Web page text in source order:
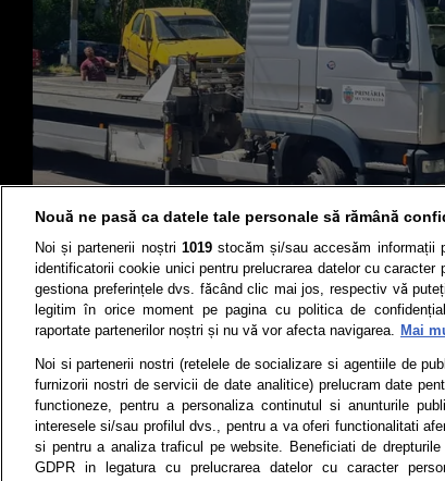
Știri Test
Toate drepturile rezervate |
monitorizare)
Nouă ne pasă ca datele tale personale să rămână
Noi și partenerii noștri 1019stocăm și/sau accesăm informații
identificatorii cookie unici pentru prelucrarea datelor cu caracter
gestiona preferințele dvs. făcând clic mai jos, respectiv vă
legitim în orice moment pe pagina cu politica de
raportate partenerilor noștri și nu vă vor afecta navigarea. Mai
Noi si partenerii nostri (retelele de socializare si agentiile de
furnizorii nostri de servicii de date analitice) prelucram date
functioneze, pentru a personaliza continutul si anunturile
interesele si/sau profilul dvs., pentru a va oferi functionalitati
si pentru a analiza traficul pe website. Beneficiati de
GDPR in legatura cu prelucrarea datelor cu caracter